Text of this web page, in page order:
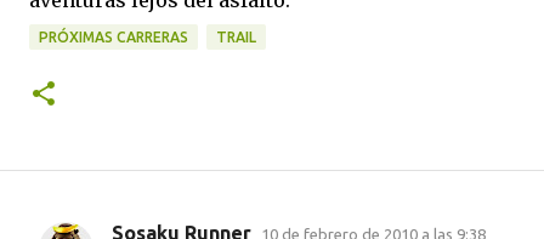
PRÓXIMAS CARRERAS TRAIL
Sosaku Runner 10 de febrero de 2010 a las 9:38